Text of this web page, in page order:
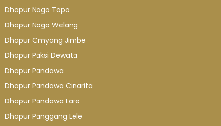
Dhapur Nogo Topo
Dhapur Nogo Welang
Dhapur Omyang Jimbe
Dhapur Paksi Dewata
Dhapur Pandawa
Dhapur Pandawa Cinarita
Dhapur Pandawa Lare
Dhapur Panggang Lele